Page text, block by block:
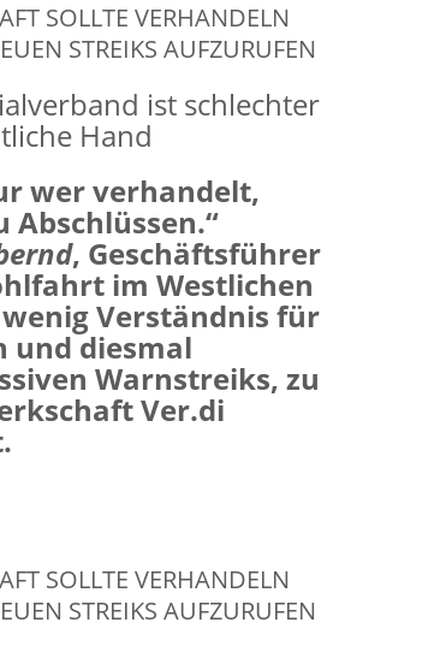
SOLLTE VERHANDELN
STREIKS AUFZURUFEN
ist schlechter
Hand
wer verhandelt,
Abschlüssen.“
, Geschäftsführer
im Westlichen
Verständnis für
und diesmal
Warnstreiks, zu
Ver.di
SOLLTE VERHANDELN
STREIKS AUFZURUFEN